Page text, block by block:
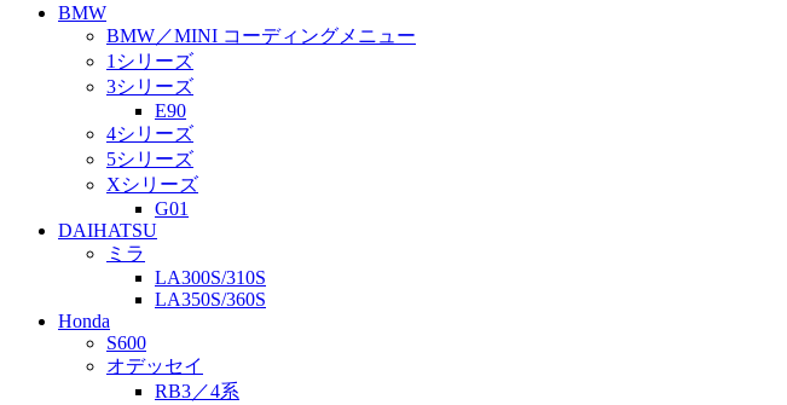
BMW
BMW／MINI コーディングメニュー
1シリーズ
3シリーズ
E90
4シリーズ
5シリーズ
Xシリーズ
G01
DAIHATSU
ミラ
LA300S/310S
LA350S/360S
Honda
S600
オデッセイ
RB3／4系